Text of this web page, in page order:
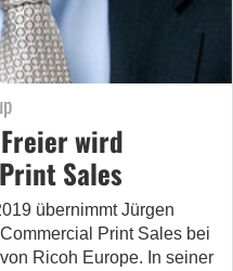
wird
Sales
übernimmt Jürgen
Print Sales bei
Ricoh Europe. In seiner